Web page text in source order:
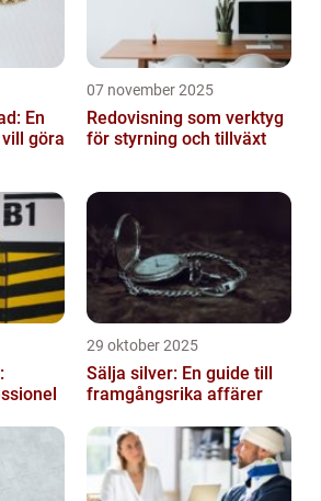
En
göra
07 november 2025
Redovisning som verktyg
för styrning och tillväxt
29 oktober 2025
Sälja silver: En guide till
framgångsrika affärer